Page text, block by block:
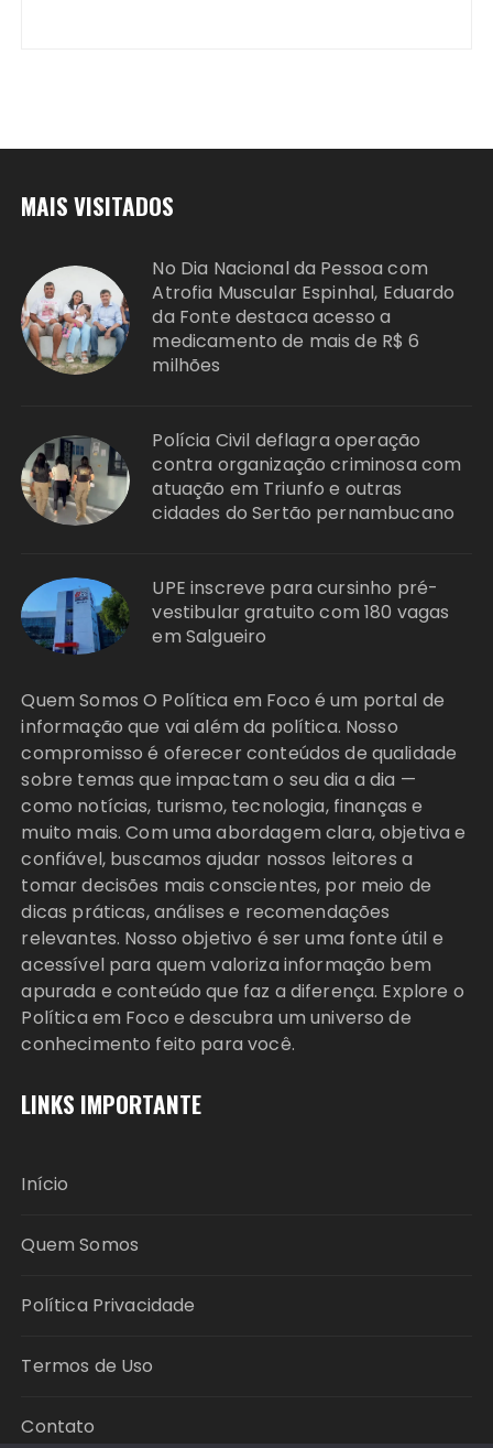
MAIS VISITADOS
No Dia Nacional da Pessoa com
Atrofia Muscular Espinhal, Eduardo
da Fonte destaca acesso a
medicamento de mais de R$ 6
milhões
Polícia Civil deflagra operação
contra organização criminosa com
atuação em Triunfo e outras
cidades do Sertão pernambucano
UPE inscreve para cursinho pré-
vestibular gratuito com 180 vagas
em Salgueiro
Quem Somos O Política em Foco é um portal de
informação que vai além da política. Nosso
compromisso é oferecer conteúdos de qualidade
sobre temas que impactam o seu dia a dia —
como notícias, turismo, tecnologia, finanças e
muito mais. Com uma abordagem clara, objetiva e
confiável, buscamos ajudar nossos leitores a
tomar decisões mais conscientes, por meio de
dicas práticas, análises e recomendações
relevantes. Nosso objetivo é ser uma fonte útil e
acessível para quem valoriza informação bem
apurada e conteúdo que faz a diferença. Explore o
Política em Foco e descubra um universo de
conhecimento feito para você.
LINKS IMPORTANTE
Início
Quem Somos
Política Privacidade
Termos de Uso
Contato